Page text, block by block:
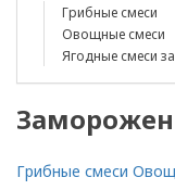
Грибные смеси
Овощные смеси
Ягодные смеси
Грибные смеси